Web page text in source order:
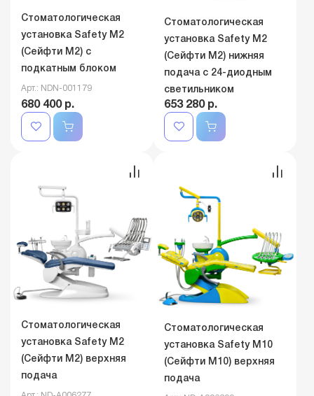
Стоматологическая
установка Safety M2
(Сейфти M2) с
подкатным блоком
Арт.: NDN-001179
680 400 р.
Стоматологическая
установка Safety M2
(Сейфти M2) нижняя
подача с 24-диодным
светильником
653 280 р.
Стоматологическая
установка Safety M2
(Сейфти M2) верхняя
подача
Стоматологическая
установка Safety M10
(Сейфти M10) верхняя
подача